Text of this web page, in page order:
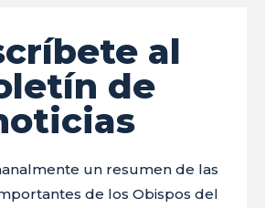
al
de
un resumen de las
de los Obispos del